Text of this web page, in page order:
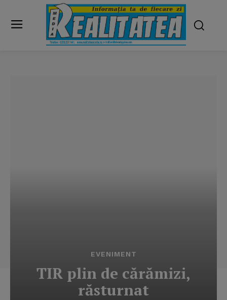
EVENIMENT
TIR plin de cărămizi,
răsturnat